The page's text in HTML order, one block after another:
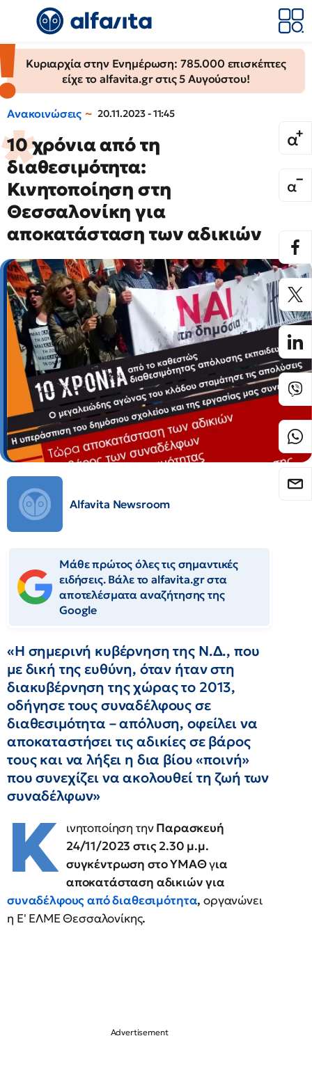
Κυριαρχία στην Ενημέρωση: 785.000 επισκέπτες
είχε το alfavita.gr στις 5 Αυγούστου!
Ανακοινώσεις 20.11.2023 - 11:45
10 χρόνια από τη
διαθεσιμότητα:
Κινητοποίηση στη
Θεσσαλονίκη για
αποκατάσταση των αδικιών
Alfavita Newsroom
Μάθε πρώτος όλες τις σημαντικές
ειδήσεις. Βάλε το alfavita.gr στα
αποτελέσματα αναζήτησης της
Google
«Η σημερινή κυβέρνηση της Ν.Δ., που
με δική της ευθύνη, όταν ήταν στη
διακυβέρνηση της χώρας το 2013,
οδήγησε τους συναδέλφους σε
διαθεσιμότητα – απόλυση, οφείλει να
αποκαταστήσει τις αδικίες σε βάρος
τους και να λήξει η δια βίου «ποινή»
που συνεχίζει να ακολουθεί τη ζωή των
συναδέλφων»
Κ ινητοποίηση τηνΠαρασκευή
24/11/2023 στις 2.30 μ.μ.
συγκέντρωση στο ΥΜΑΘγια
αποκατάσταση αδικιών για
συναδέλφους από διαθεσιμότητα,οργανώνει
η Ε' ΕΛΜΕ Θεσσαλονίκης.